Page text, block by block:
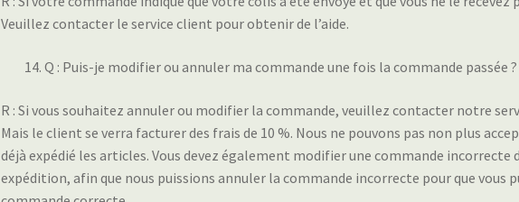
Veuillez contacter le service client pour obtenir de l’aide.
Q : Puis-je modifier ou annuler ma commande une fois la commande passée ?
R : Si vous souhaitez annuler ou modifier la commande, veuillez contacter notre
Mais le client se verra facturer des frais de 10 %. Nous ne pouvons pas non plus
déjà expédié les articles. Vous devez également modifier une commande incorrecte
expédition, afin que nous puissions annuler la commande incorrecte pour que vous